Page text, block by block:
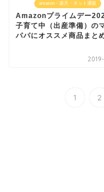
amazon・楽天・ネット通販
Amazonプライムデー
子育て中（出産準備）の
パパにオススメ商品まと
1 2